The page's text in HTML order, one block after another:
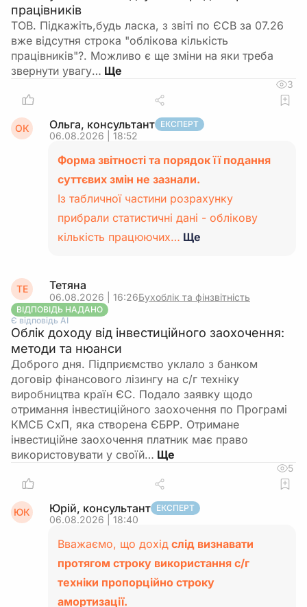
працівників
ТОВ. Підкажіть,будь ласка, з звіті по ЄСВ за 07.26
вже відсутня строка "облікова кількість
працівників"?. Можливо є ще зміни на яки треба
звернути увагу…
3
ОК Ольга, консультант ЕКСПЕРТ
06.08.2026 | 18:52
Форма звітності та порядок її подання
суттєвих змін не зазнали.
Із табличної частини розрахунку
прибрали статистичні дані - облікову
кількість працюючих… Ще
ТЕ Тетяна
06.08.2026 | 16:26Бухоблік та фінзвітність
ВІДПОВІДЬ НАДАНО
Є відповідь АІ
Облік доходу від інвестиційного заохочення:
методи та нюанси
Доброго дня. Підприємство уклало з банком
договір фінансового лізингу на с/г техніку
виробництва країн ЄС. Подало заявку щодо
отримання інвестиційного заохочення по Програмі
КМСБ СхП, яка створена ЄБРР. Отримане
інвестиційне заохочення платник має право
використовувати у своїй…
5
ЮК Юрій, консультант ЕКСПЕРТ
06.08.2026 | 18:40
Вважаємо, що дохід слід визнавати
протягом строку використання с/г
техніки пропорційно строку
амортизації.